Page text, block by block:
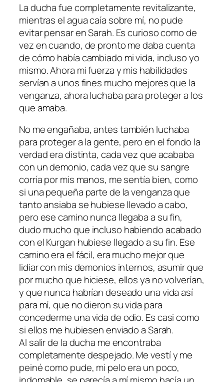
La ducha fue completamente revitalizante,
mientras el agua caía sobre mí, no pude
evitar pensar en Sarah. Es curioso como de
vez en cuando, de pronto me daba cuenta
de cómo había cambiado mi vida, incluso yo
mismo. Ahora mi fuerza y mis habilidades
servían a unos fines mucho mejores que la
venganza, ahora luchaba para proteger a los
que amaba.
No me engañaba, antes también luchaba
para proteger a la gente, pero en el fondo la
verdad era distinta, cada vez que acababa
con un demonio, cada vez que su sangre
corría por mis manos, me sentía bien, como
si una pequeña parte de la venganza que
tanto ansiaba se hubiese llevado a cabo,
pero ese camino nunca llegaba a su fin,
dudo mucho que incluso habiendo acabado
con el Kurgan hubiese llegado a su fin. Ese
camino era el fácil, era mucho mejor que
lidiar con mis demonios internos, asumir que
por mucho que hiciese, ellos ya no volverían,
y que nunca habrían deseado una vida así
para mí, que no dieron su vida para
concederme una vida de odio. Es casi como
si ellos me hubiesen enviado a Sarah.
Al salir de la ducha me encontraba
completamente despejado. Me vestí y me
peiné como pude, mi pelo era un poco,